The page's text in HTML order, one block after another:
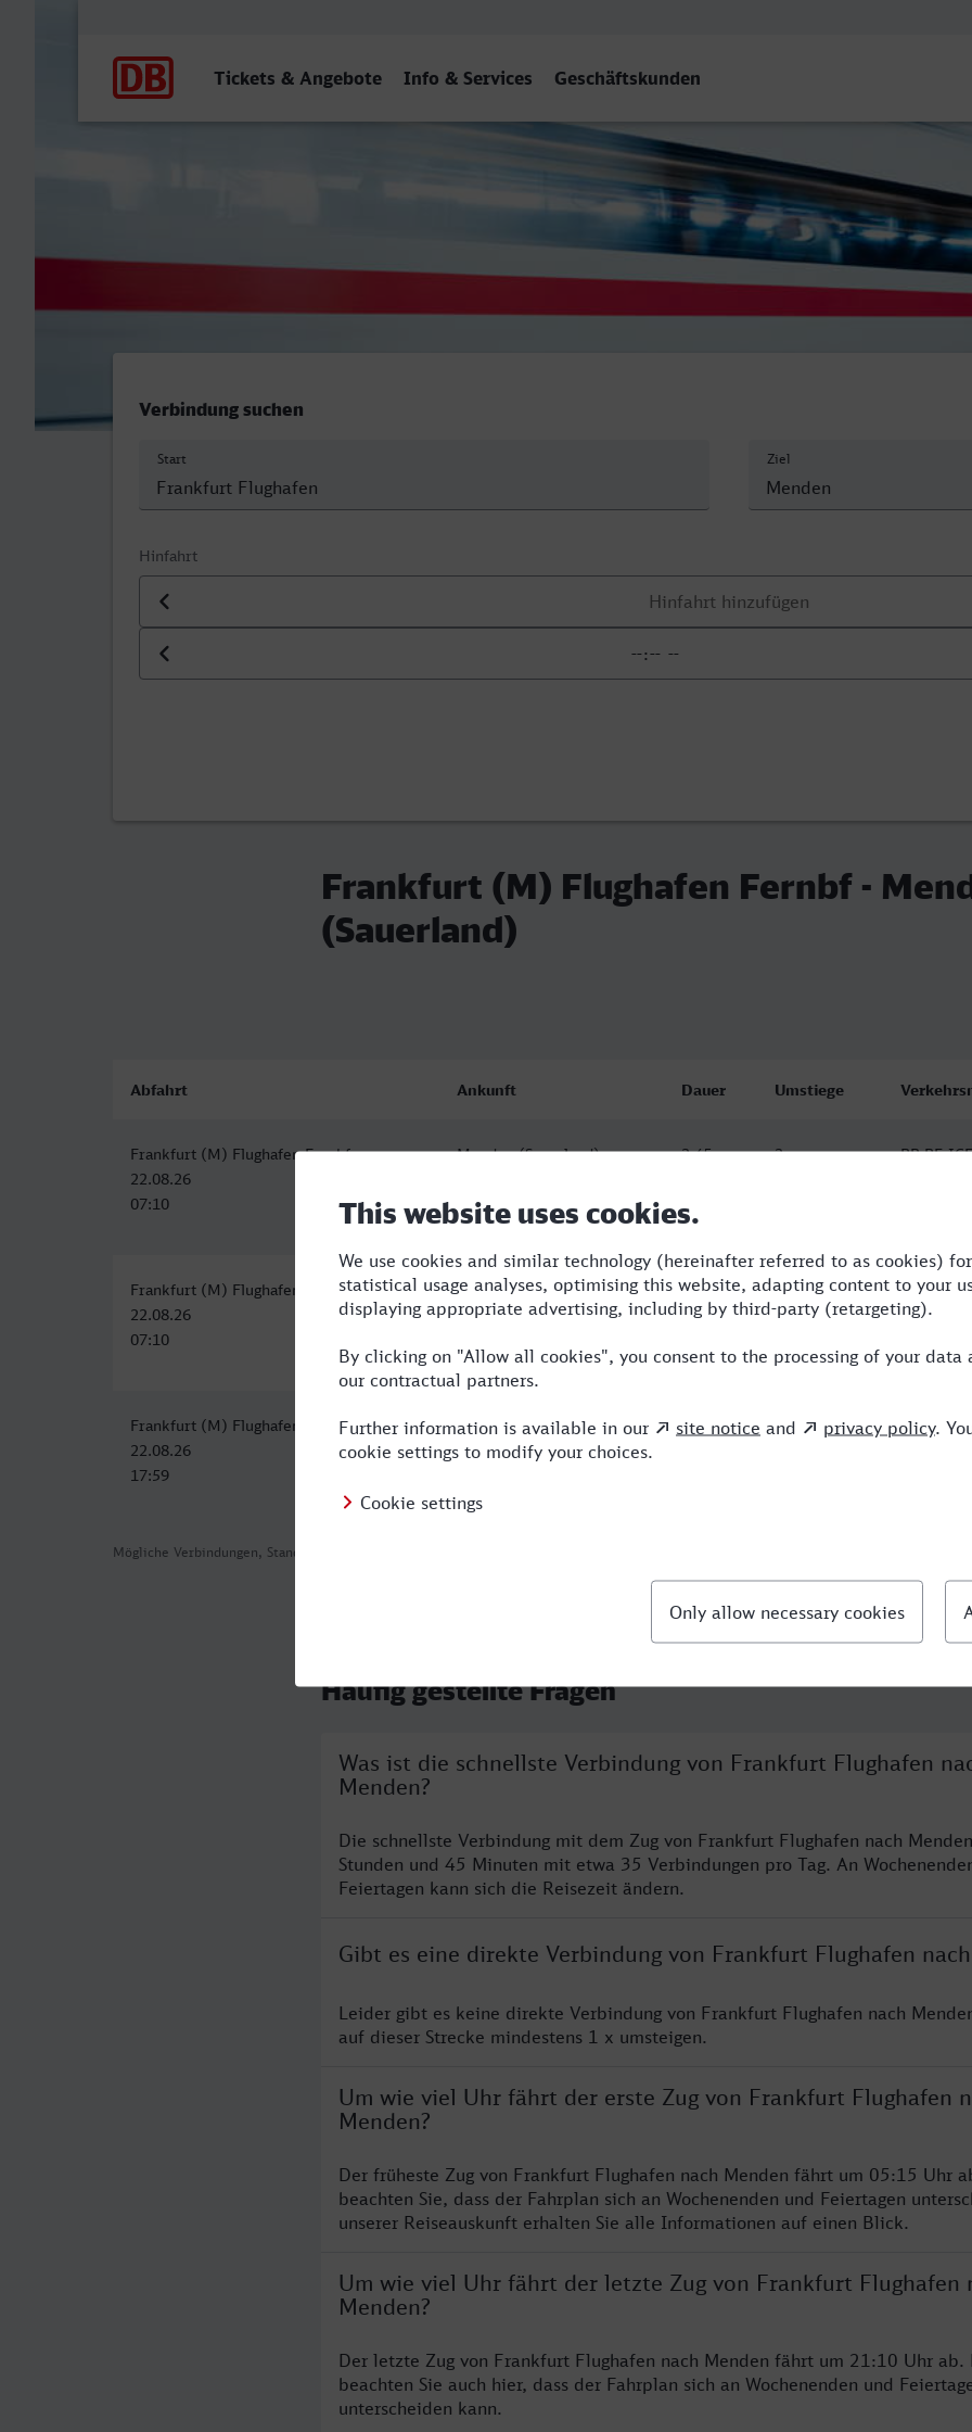
Tickets & Angebote Info & Services Geschäftskunden
Frankfurt (M) Flughafen Fernbf - Menden (Sauerland)
Verbindung suchen
Start Ziel
Hinfahrt
Datum der Hinfahrt
Uhrzeit der Hinfahrt
Frankfurt (M) Flughafen Fernbf -
(Sauerland)
Mögliche Verbindungen, Stand: 2026-08-08 04:34
Abfahrt Ankunft Dauer Umstiege
Frankfurt (M) Flughafen Fernbf
22.08.26
07:10
Menden (Sauerland)
09:55
2:45 2
Frankfurt (M) Flughafen Fernbf
22.08.26
07:10
Menden (Sauerland)
22.08.26
2:45 2
Frankfurt (M) Flughafen Fernbf
22.08.26
17:59
Menden (Sauerland)
22.08.26
4:10 4
Häufig gestellte Fragen
Was ist die schnellste Verbindung von Frankfurt Flughafen
Menden?
Die schnellste Verbindung mit dem Zug von Frankfurt Flughafen nach
Stunden und 45 Minuten mit etwa 35 Verbindungen pro Tag. An
Feiertagen kann sich die Reisezeit ändern.
Gibt es eine direkte Verbindung von Frankfurt Flughafen
Leider gibt es keine direkte Verbindung von Frankfurt Flughafen nach
auf dieser Strecke mindestens 1 x umsteigen.
Um wie viel Uhr fährt der erste Zug von Frankfurt Flughafen
Menden?
Der früheste Zug von Frankfurt Flughafen nach Menden fährt um 05:15 Uhr
beachten Sie, dass der Fahrplan sich an Wochenenden und Feiertagen
unserer Reiseauskunft erhalten Sie alle Informationen auf einen Blick.
Um wie viel Uhr fährt der letzte Zug von Frankfurt Flughafen
Menden?
Der letzte Zug von Frankfurt Flughafen nach Menden fährt um 21:10 Uhr ab.
beachten Sie auch hier, dass der Fahrplan sich an Wochenenden und
unterscheiden kann.